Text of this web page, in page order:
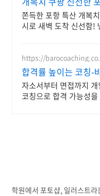
쫀득한 포항 특산 개복
시로 새벽 도착 신선함!
https://
합격률 높이는 코칭-
대1 합격 컨설팅
자소서부터 면접까지
코칭으로 합격 가능성
학원에서 포토샵, 일러스트